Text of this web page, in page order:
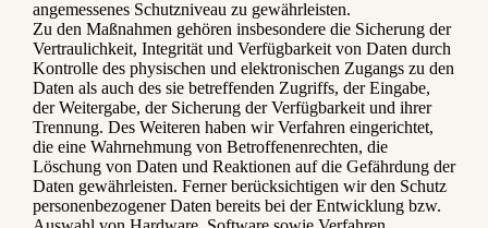
angemessenes Schutzniveau zu gewährleisten.
Zu den Maßnahmen gehören insbesondere die Sicherung der
Vertraulichkeit, Integrität und Verfügbarkeit von Daten durch
Kontrolle des physischen und elektronischen Zugangs zu den
Daten als auch des sie betreffenden Zugriffs, der Eingabe,
der Weitergabe, der Sicherung der Verfügbarkeit und ihrer
Trennung. Des Weiteren haben wir Verfahren eingerichtet,
die eine Wahrnehmung von Betroffenenrechten, die
Löschung von Daten und Reaktionen auf die Gefährdung der
Daten gewährleisten. Ferner berücksichtigen wir den Schutz
personenbezogener Daten bereits bei der Entwicklung bzw.